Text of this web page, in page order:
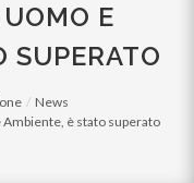
E
SUPERATO
News
Ambiente, è stato superato